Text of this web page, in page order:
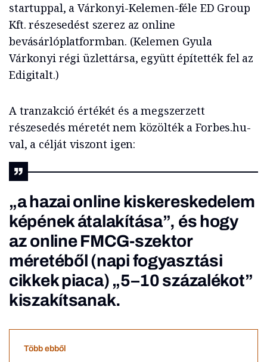
startuppal, a Várkonyi-Kelemen-féle ED Group
Kft. részesedést szerez az online
bevásárlóplatformban. (Kelemen Gyula
Várkonyi régi üzlettársa, együtt építették fel az
Edigitalt.)
A tranzakció értékét és a megszerzett
részesedés méretét nem közölték a Forbes.hu-
val, a célját viszont igen:
„a hazai online kiskereskedelem
képének átalakítása”, és hogy
az online FMCG-szektor
méretéből (napi fogyasztási
cikkek piaca) „5–10 százalékot”
kiszakítsanak.
Több ebből